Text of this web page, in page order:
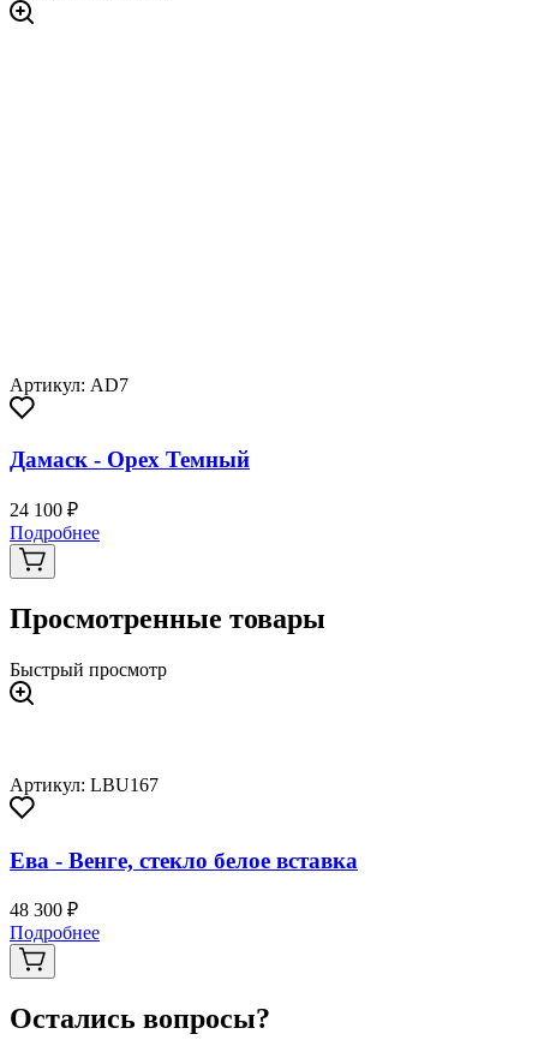
Артикул: AD7
Дамаск - Орех Темный
24 100 ₽
Подробнее
Просмотренные товары
Быстрый просмотр
Артикул: LBU167
Ева - Венге, стекло белое вставка
48 300 ₽
Подробнее
Остались вопросы?